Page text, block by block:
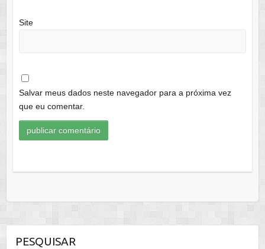
Site
Salvar meus dados neste navegador para a próxima vez
que eu comentar.
PESQUISAR